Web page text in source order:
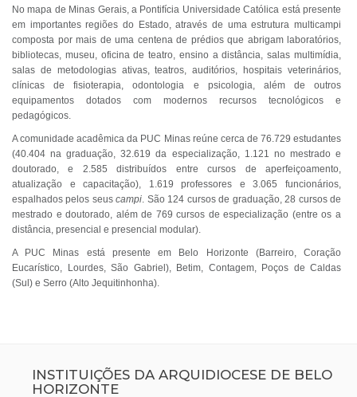
No mapa de Minas Gerais, a Pontifícia Universidade Católica está presente
em importantes regiões do Estado, através de uma estrutura multicampi
composta por mais de uma centena de prédios que abrigam laboratórios,
bibliotecas, museu, oficina de teatro, ensino a distância, salas multimídia,
salas de metodologias ativas, teatros, auditórios, hospitais veterinários,
clínicas de fisioterapia, odontologia e psicologia, além de outros
equipamentos dotados com modernos recursos tecnológicos e
pedagógicos.
A comunidade acadêmica da PUC Minas reúne cerca de 76.729 estudantes
(40.404 na graduação, 32.619 da especialização, 1.121 no mestrado e
doutorado, e 2.585 distribuídos entre cursos de aperfeiçoamento,
atualização e capacitação), 1.619 professores e 3.065 funcionários,
espalhados pelos seuscampi. São 124 cursos de graduação, 28 cursos de
mestrado e doutorado, além de 769 cursos de especialização (entre os a
distância, presencial e presencial modular).
A PUC Minas está presente em Belo Horizonte (Barreiro, Coração
Eucarístico, Lourdes, São Gabriel), Betim, Contagem, Poços de Caldas
(Sul) e Serro (Alto Jequitinhonha).
INSTITUIÇÕES DA ARQUIDIOCESE DE BELO
HORIZONTE